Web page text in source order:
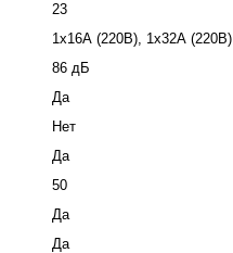
23
1х16А (220В), 1х32А (220В)
86 дБ
Да
Нет
Да
50
Да
Да